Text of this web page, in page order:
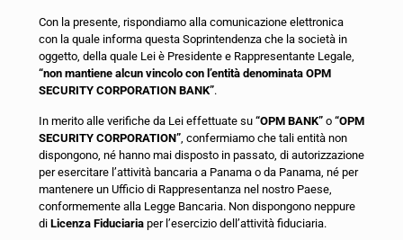
Con la presente, rispondiamo alla comunicazione elettronica
con la quale informa questa Soprintendenza che la società in
oggetto, della quale Lei è Presidente e Rappresentante Legale,
“non mantiene alcun vincolo con l’entità denominata OPM
SECURITY CORPORATION BANK”.
In merito alle verifiche da Lei effettuate su “OPM BANK” o “OPM
SECURITY CORPORATION”, confermiamo che tali entità non
dispongono, né hanno mai disposto in passato, di autorizzazione
per esercitare l’attività bancaria a Panama o da Panama, né per
mantenere un Ufficio di Rappresentanza nel nostro Paese,
conformemente alla Legge Bancaria. Non dispongono neppure
di Licenza Fiduciaria per l’esercizio dell’attività fiduciaria.